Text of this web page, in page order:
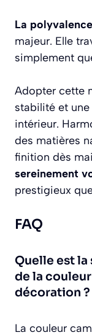
La
majeur. Elle
simplement
Adopter cette
stabilité et
intérieur.
des matières
finition dès
sereinement
prestigieux
FAQ
Quelle est
de la
décoration ?
La couleur